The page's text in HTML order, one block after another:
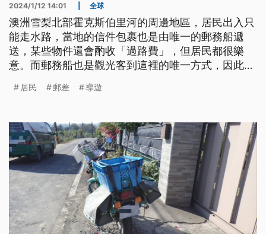
2024/1/12 14:01 全球
澳洲雪梨北部霍克斯伯里河的周邊地區，居民出入只
能走水路，當地的信件包裹也是由唯一的郵務船遞
送，某些物件還會酌收「過路費」，但居民都很樂
意。而郵務船也是觀光客到這裡的唯一方式，因此，
居民 郵差 導遊